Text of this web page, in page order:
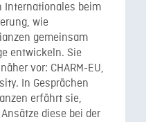
Internationales beim
wie
gemeinsam
entwickeln. Sie
vor: CHARM-EU,
In Gesprächen
erfährt sie,
diese bei der